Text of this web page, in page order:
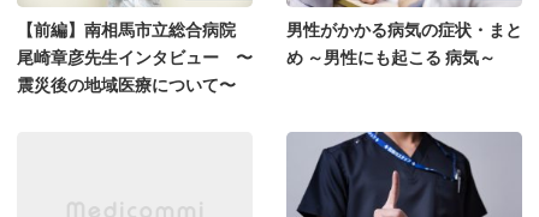
【前編】南相馬市立総合病院
尾崎章彦先生インタビュー 〜
震災後の地域医療について〜
男性がかかる病気の症状・まと
め ～男性にも起こる 病気～